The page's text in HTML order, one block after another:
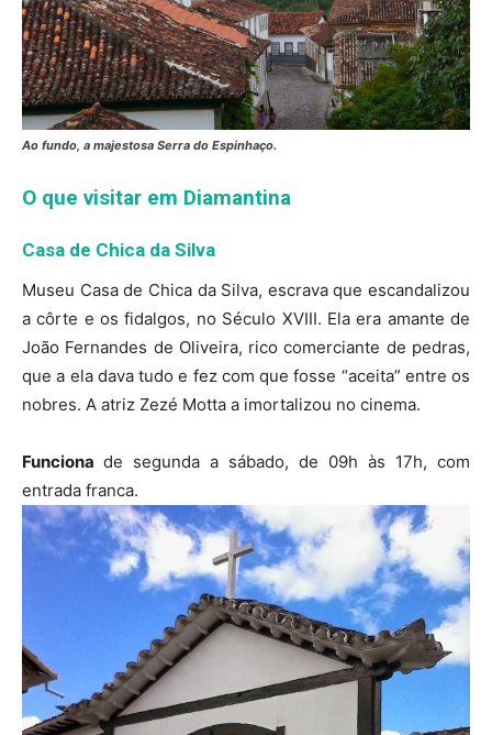
Ao fundo, a majestosa Serra do Espinhaço.
O que visitar em Diamantina
Casa de Chica da Silva
Museu Casa de Chica da Silva, escrava que escandalizou
a côrte e os fidalgos, no Século XVIII. Ela era amante de
João Fernandes de Oliveira, rico comerciante de pedras,
que a ela dava tudo e fez com que fosse “aceita” entre os
nobres. A atriz Zezé Motta a imortalizou no cinema.
Funciona de segunda a sábado, de 09h às 17h, com
entrada franca.